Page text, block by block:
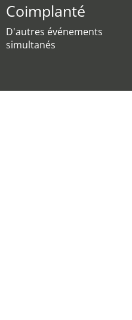
Coimplanté
D'autres événements
simultanés